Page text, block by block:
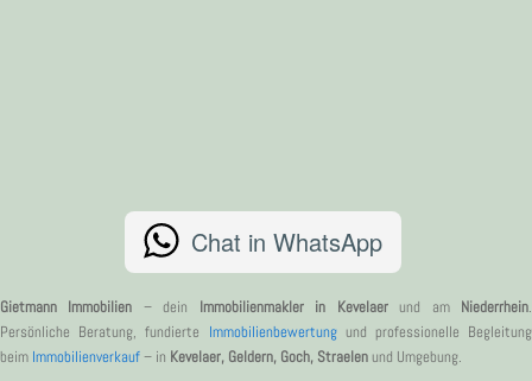
Chat in WhatsApp
Gietmann Immobilien – dein Immobilienmakler in Kevelaerund am Niederrhein.
Persönliche Beratung, fundierte Immobilienbewertungund professionelle Begleitung
beim Immobilienverkauf– in Kevelaer, Geldern, Goch, Straelenund Umgebung.